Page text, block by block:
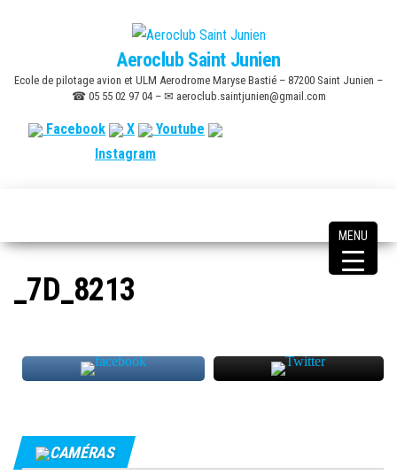
content
Aeroclub Saint Junien
Ecole de pilotage avion et ULM Aerodrome Maryse Bastié – 87200 Saint Junien –
☎ 05 55 02 97 04 – ✉ aeroclub.saintjunien@gmail.com
Facebook X
Youtube
Instagram
_7D_8213
CAMÉRAS
MENU